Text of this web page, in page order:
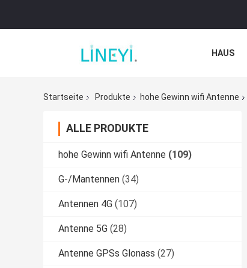
HAUS
Startseite
Produkte hohe Gewinn wifi Antenne
ALLE PRODUKTE
hohe Gewinn wifi Antenne (109)
G-/Mantennen (34)
Antennen 4G (107)
Antenne 5G (28)
Antenne GPSs Glonass (27)